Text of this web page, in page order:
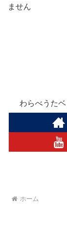
ません
わらべうた
ホーム